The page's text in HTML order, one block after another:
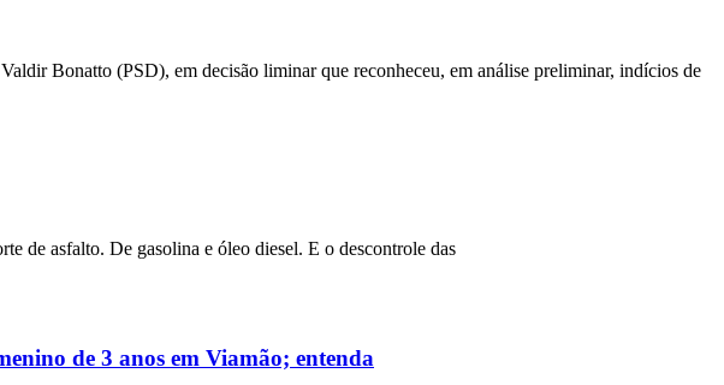
Bonatto (PSD), em decisão liminar que reconheceu, em análise preliminar, indícios de
de asfalto. De gasolina e óleo diesel. E o descontrole das
de 3 anos em Viamão; entenda